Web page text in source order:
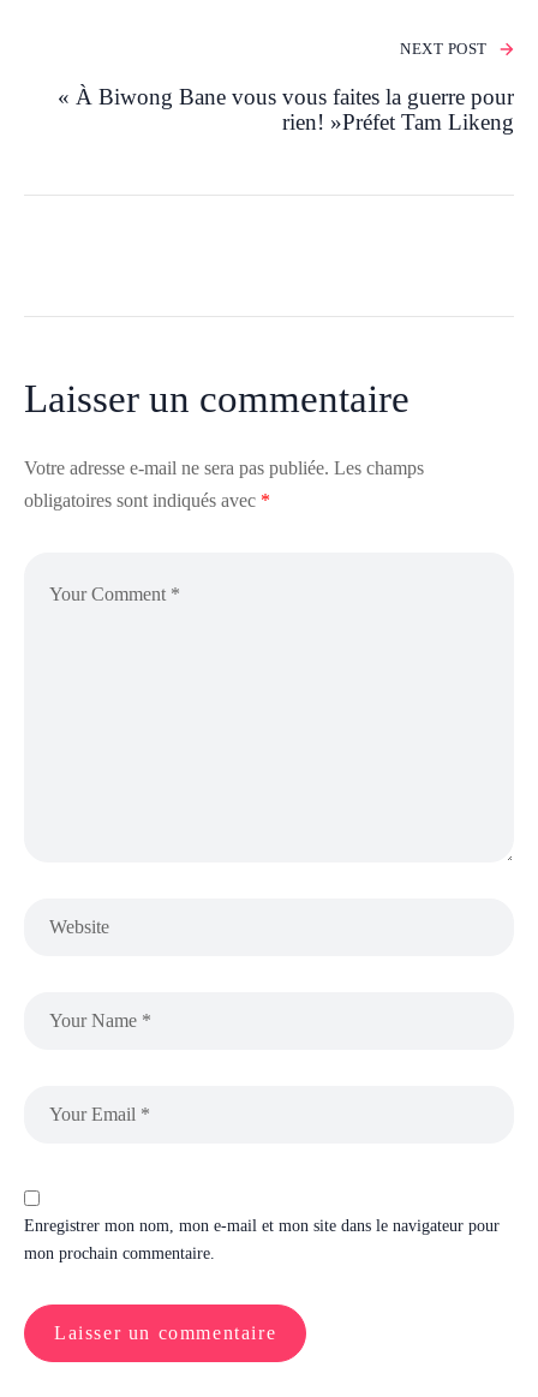
NEXT POST
« À Biwong Bane vous vous faites la guerre pour
rien! »Préfet Tam Likeng
Laisser un commentaire
Votre adresse e-mail ne sera pas publiée. Les champs
obligatoires sont indiqués avec *
Enregistrer mon nom, mon e-mail et mon site dans le navigateur pour
mon prochain commentaire.